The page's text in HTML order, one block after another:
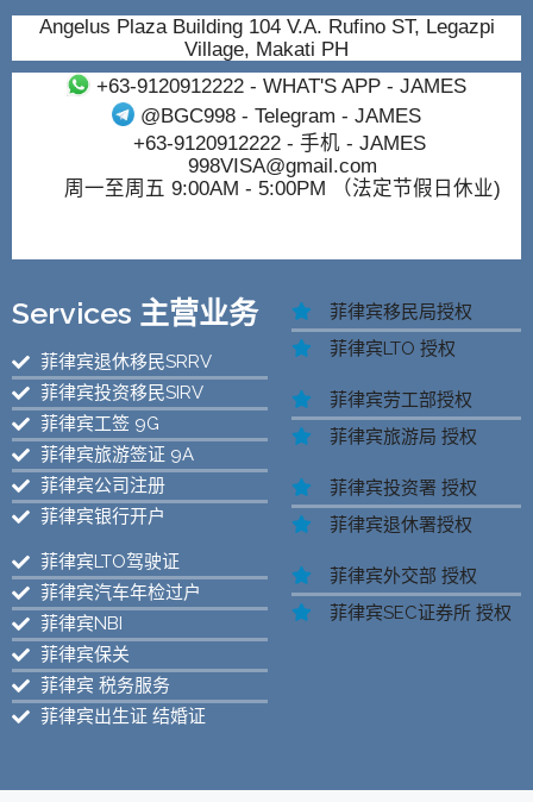
Angelus Plaza Building 104 V.A. Rufino ST, Legazpi
Village, Makati PH
+63-9120912222- WHAT'S APP - JAMES
@BGC998 - Telegram - JAMES
+63-9120912222- 手机 - JAMES
998VISA@gmail.com
周一至周五 9:00AM - 5:00PM （法定节假日休业)
Services 主营业务
菲律宾退休移民SRRV
菲律宾投资移民SIRV
菲律宾工签 9G
菲律宾旅游签证 9A
菲律宾公司注册
菲律宾银行开户
菲律宾LTO驾驶证
菲律宾汽车年检过户
菲律宾NBI
菲律宾保关
菲律宾 税务服务
菲律宾出生证 结婚证
菲律宾移民局授权
菲律宾LTO 授权
菲律宾劳工部授权
菲律宾旅游局 授权
菲律宾投资署 授权
菲律宾退休署授权
菲律宾外交部 授权
菲律宾SEC证券所 授权